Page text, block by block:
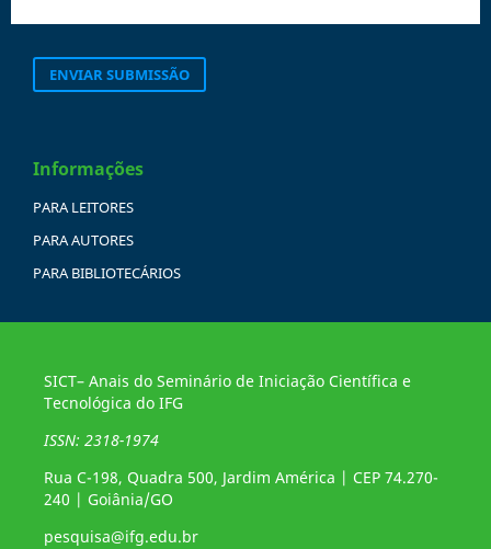
ENVIAR SUBMISSÃO
Informações
PARA LEITORES
PARA AUTORES
PARA BIBLIOTECÁRIOS
SICT– Anais do Seminário de Iniciação Científica e
Tecnológica do IFG
ISSN: 2318-1974
Rua C-198, Quadra 500, Jardim América | CEP 74.270-
240 | Goiânia/GO
pesquisa@ifg.edu.br